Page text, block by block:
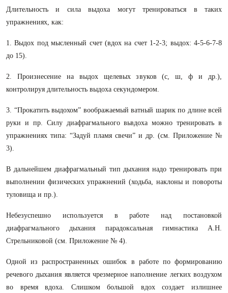
Длительность и сила выдоха могут тренироваться в таких
упражнениях, как:
1. Выдох под мысленный счет (вдох на счет 1-2-3; выдох: 4-5-6-7-8
до 15).
2. Произнесение на выдох щелевых звуков (с, ш, ф и др.),
контролируя длительность выдоха секундомером.
3. “Прокатить выдохом” воображаемый ватный шарик по длине всей
руки и пр. Силу диафрагмального вьвдоха можно тренировать в
упражнениях типа: “Задуй пламя свечи” и др. (см. Приложение №
3).
В дальнейшем диафрагмальный тип дыхания надо тренировать при
выполнении физических упражнений (ходьба, наклоны и повороты
туловища и пр.).
Небезуспешно используется в работе над постановкой
диафрагмального дыхания парадоксальная гимнастика А.Н.
Стрельниковой (см. Приложение № 4).
Одной из распространенных ошибок в работе по формированию
речевого дыхания является чрезмерное наполнение легких воздухом
во время вдоха. Слишком большой вдох создает излишнее